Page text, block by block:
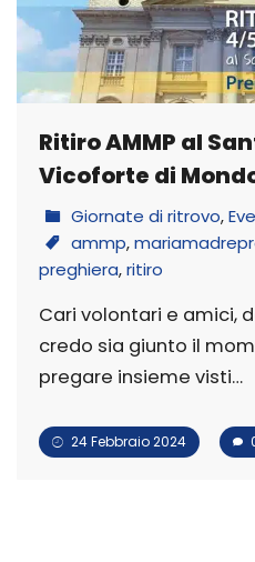
Ritiro AMMP al
Vicoforte di
Giornate di ritrovo,
ammp,
preghiera,ritiro
Cari volontari e amici,
credo sia giunto il
pregare insieme visti…
24 Febbraio 2024